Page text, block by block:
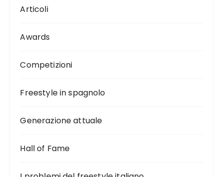
Articoli
Awards
Competizioni
Freestyle in spagnolo
Generazione attuale
Hall of Fame